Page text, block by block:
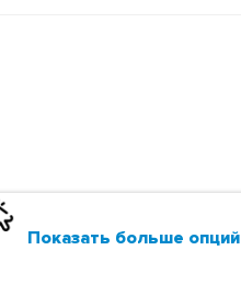
Показать больше опций